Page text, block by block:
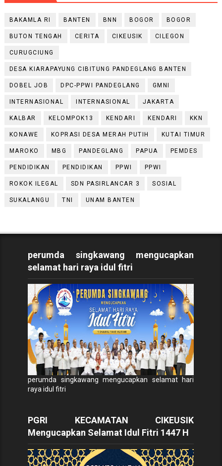
BAKAMLA RI BANTEN BNN BOGOR BOGOR
BUTON TENGAH CERITA CIKEUSIK CILEGON
CURUGCIUNG
DESA KIARAPAYUNG CIBITUNG PANDEGLANG BANTEN
DOBEL JOB DPC-PPWI PANDEGLANG GMNI
INTERNASIONAL INTERNASIONAL JAKARTA
KALBAR KELOMPOK13 KENDARI KENDARI KKN
KONAWE KOPRASI DESA MERAH PUTIH KUTAI TIMUR
MAROKO MBG PANDEGLANG PAPUA PEMDES
PENDIDIKAN PENDIDIKAN PPWI PPWI
ROKOK ILEGAL SDN PASIRLANCAR 3 SOSIAL
SUKALANGU TNI UNAM BANTEN
perumda singkawang mengucapkan
selamat hari raya idul fitri
perumda singkawang mengucapkan selamat hari
raya idul fitri
PGRI KECAMATAN CIKEUSIK
Mengucapkan Selamat Idul Fitri 1447 H